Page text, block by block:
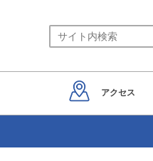
アクセス